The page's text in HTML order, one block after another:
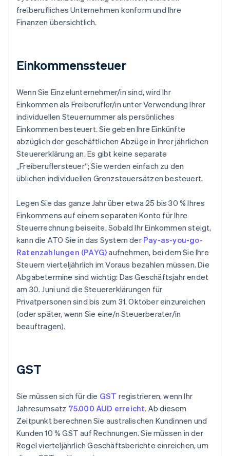
freiberufliches Unternehmen konform und Ihre
Finanzen übersichtlich.
Einkommenssteuer
Wenn Sie Einzelunternehmer/in sind, wird Ihr
Einkommen als Freiberufler/in unter Verwendung Ihrer
individuellen Steuernummer als persönliches
Einkommen besteuert. Sie geben Ihre Einkünfte
abzüglich der geschäftlichen Abzüge in Ihrer jährlichen
Steuererklärung an. Es gibt keine separate
„Freiberuflersteuer“; Sie werden einfach zu den
üblichen individuellen Grenzsteuersätzen besteuert.
Legen Sie das ganze Jahr über etwa 25 bis 30 % Ihres
Einkommens auf einem separaten Konto für Ihre
Steuerrechnung beiseite. Sobald Ihr Einkommen steigt,
kann die ATO Sie in das System der Pay-as-you-go-
Ratenzahlungen (PAYG)aufnehmen, bei dem Sie Ihre
Steuern vierteljährlich im Voraus bezahlen müssen. Die
Abgabetermine sind wichtig: Das Geschäftsjahr endet
am 30. Juni und die Steuererklärungen für
Privatpersonen sind bis zum 31. Oktober einzureichen
(oder später, wenn Sie eine/n Steuerberater/in
beauftragen).
GST
Sie müssen sich für die GST registrieren, wenn Ihr
Jahresumsatz 75.000 AUD erreicht. Ab diesem
Zeitpunkt berechnen Sie australischen Kundinnen und
Kunden 10 % GST auf Rechnungen. Sie müssen in der
Regel vierteljährlich Geschäftsberichte einreichen, um